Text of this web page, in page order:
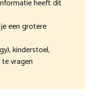
heeft dit
een grotere
kinderstoel,
vragen